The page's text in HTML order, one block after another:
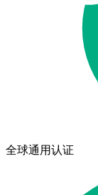
全球通用认证